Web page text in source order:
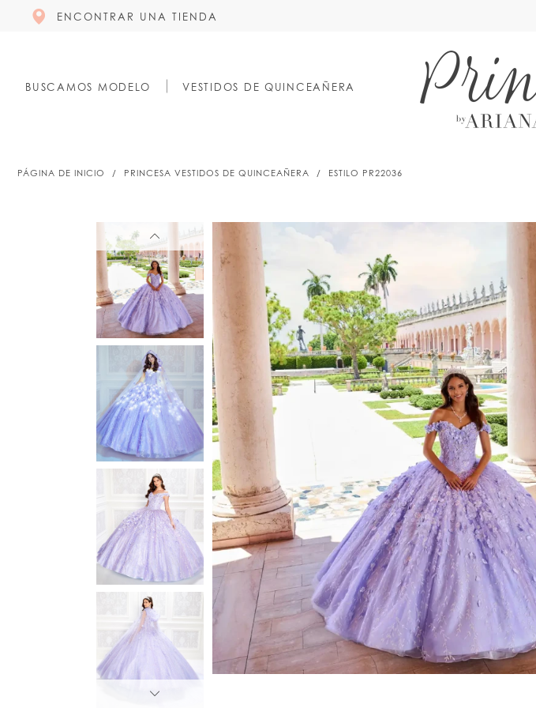
ENCONTRAR UNA TIENDA
BUSCAMOS MODELO VESTIDOS DE QUINCEAÑERA
PÁGINA DE INICIO PRINCESA VESTIDOS DE QUINCEAÑERA ESTILO PR22036
2
4
6
7
8
10
PAUSE AUTOPLAY
PREVIOUS SLIDE
NEXT SLIDE
0
2
4
5
7
8
10